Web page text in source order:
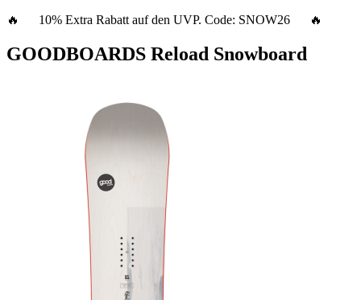
🔥 10% Extra Rabatt auf den UVP. Code: SNOW26 🔥
GOODBOARDS Reload Snowboard